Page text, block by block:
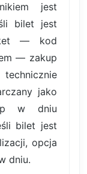
jest
bilet jest
— kod
— zakup
jako
w dniu
bilet jest
opcja
dniu.